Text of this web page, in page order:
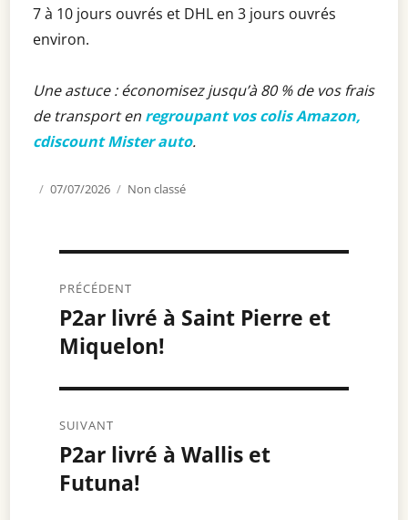
7 à 10 jours ouvrés et DHL en 3 jours ouvrés
environ.
Une astuce : économisez jusqu’à 80 % de vos frais
de transport en regroupant vos colis Amazon,
cdiscount Mister auto.
Publié
07/07/2026 Catégories
Non classé
de
l’article
PRÉCÉDENT
Article
précédent :
P2ar livré à Saint Pierre et
Miquelon!
SUIVANT
Article
suivant :
P2ar livré à Wallis et
Futuna!